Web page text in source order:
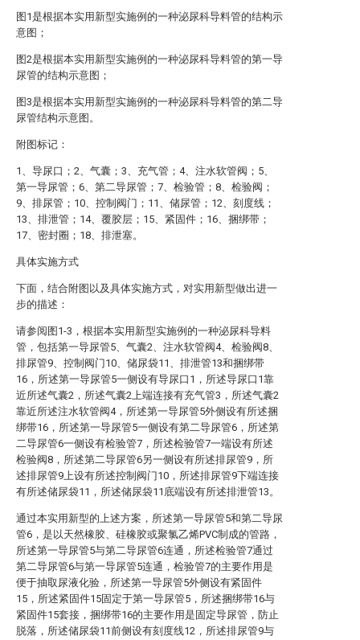
图1是根据本实用新型实施例的一种泌尿科导料管的结构示
意图；
图2是根据本实用新型实施例的一种泌尿科导料管的第一导
尿管的结构示意图；
图3是根据本实用新型实施例的一种泌尿科导料管的第二导
尿管结构示意图。
附图标记：
1、导尿口；2、气囊；3、充气管；4、注水软管阀；5、
第一导尿管；6、第二导尿管；7、检验管；8、检验阀；
9、排尿管；10、控制阀门；11、储尿管；12、刻度线；
13、排泄管；14、覆胶层；15、紧固件；16、捆绑带；
17、密封圈；18、排泄塞。
具体实施方式
下面，结合附图以及具体实施方式，对实用新型做出进一
步的描述：
请参阅图1-3，根据本实用新型实施例的一种泌尿科导料
管，包括第一导尿管5、气囊2、注水软管阀4、检验阀8、
排尿管9、控制阀门10、储尿袋11、排泄管13和捆绑带
16，所述第一导尿管5一侧设有导尿口1，所述导尿口1靠
近所述气囊2，所述气囊2上端连接有充气管3，所述气囊2
靠近所述注水软管阀4，所述第一导尿管5外侧设有所述捆
绑带16，所述第一导尿管5一侧设有第二导尿管6，所述第
二导尿管6一侧设有检验管7，所述检验管7一端设有所述
检验阀8，所述第二导尿管6另一侧设有所述排尿管9，所
述排尿管9上设有所述控制阀门10，所述排尿管9下端连接
有所述储尿袋11，所述储尿袋11底端设有所述排泄管13。
通过本实用新型的上述方案，所述第一导尿管5和第二导尿
管6，是以天然橡胶、硅橡胶或聚氯乙烯PVC制成的管路，
所述第一导尿管5与第二导尿管6连通，所述检验管7通过
第二导尿管6与第一导尿管5连通，检验管7的主要作用是
便于抽取尿液化验，所述第一导尿管5外侧设有紧固件
15，所述紧固件15固定于第一导尿管5，所述捆绑带16与
紧固件15套接，捆绑带16的主要作用是固定导尿管，防止
脱落，所述储尿袋11前侧设有刻度线12，所述排尿管9与